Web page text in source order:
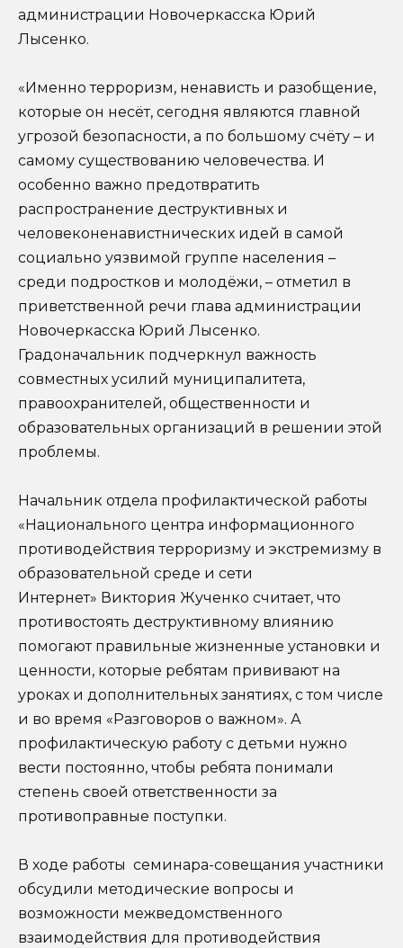
администрации Новочеркасска Юрий
Лысенко.
«Именно терроризм, ненависть и разобщение,
которые он несёт, сегодня являются главной
угрозой безопасности, а по большому счёту – и
самому существованию человечества. И
особенно важно предотвратить
распространение деструктивных и
человеконенавистнических идей в самой
социально уязвимой группе населения –
среди подростков и молодёжи, – отметил в
приветственной речи глава администрации
Новочеркасска Юрий Лысенко.
Градоначальник подчеркнул важность
совместных усилий муниципалитета,
правоохранителей, общественности и
образовательных организаций в решении этой
проблемы.
Начальник отдела профилактической работы
«Национального центра информационного
противодействия терроризму и экстремизму в
образовательной среде и сети
Интернет» Виктория Жученко считает, что
противостоять деструктивному влиянию
помогают правильные жизненные установки и
ценности, которые ребятам прививают на
уроках и дополнительных занятиях, с том числе
и во время «Разговоров о важном». А
профилактическую работу с детьми нужно
вести постоянно, чтобы ребята понимали
степень своей ответственности за
противоправные поступки.
В ходе работы семинара-совещания участники
обсудили методические вопросы и
возможности межведомственного
взаимодействия для противодействия